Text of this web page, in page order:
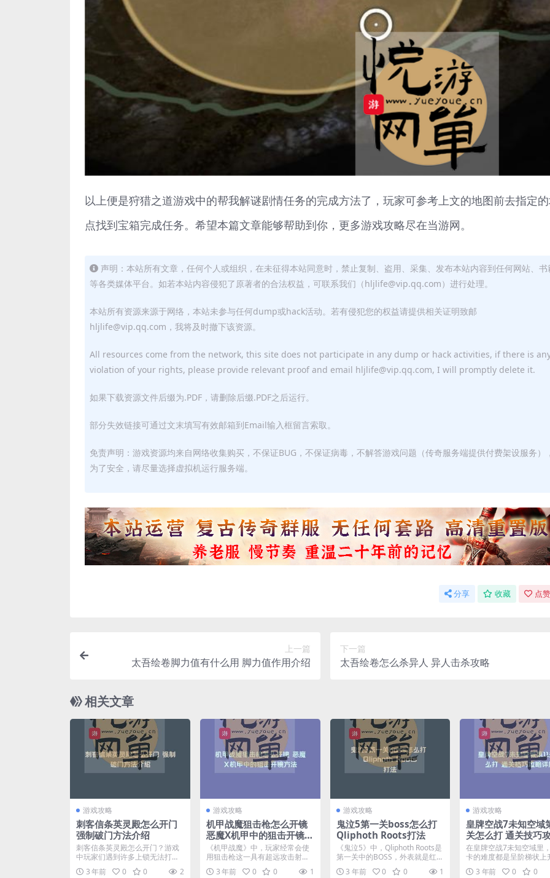
以上便是狩猎之道游戏中的帮我解谜剧情任务的完成方法了，玩家可参考上文的地图前去指定
点找到宝箱完成任务。希望本篇文章能够帮助到你，更多游戏攻略尽在当游网。
声明：本站所有文章，任何个人或组织，在未征得本站同意时，禁止复制、盗用、采集、发布本站内容到任何网站、书
等各类媒体平台。如若本站内容侵犯了原著者的合法权益，可联系我们（hljlife@vip.qq.com）进行处理。
本站所有资源来源于网络，本站未参与任何dump或hack活动。若有侵犯您的权益请提供相关证明致邮
hljlife@vip.qq.com，我将及时撤下该资源。
All resources come from the network, this site does not participate in any dump or hack activities, if there is
violation of your rights, please provide relevant proof and email hljlife@vip.qq.com, I will promptly delete it.
如果下载资源文件后缀为.PDF，请删除后缀.PDF之后运行。
部分失效链接可通过文末填写有效邮箱到Email输入框留言索取。
免责声明：游戏资源均来自网络收集购买，不保证BUG，不保证病毒，不解答游戏问题（传奇服务端提供付费架设服务）
为了安全，请尽量选择虚拟机运行服务端。
分享 收藏 点
上一篇
太吾绘卷脚力值有什么用 脚力值作用介绍
下一篇
太吾绘卷怎么杀异人 异人击杀攻略
相关文章
游戏攻略
刺客信条英灵殿怎么开门
强制破门方法介绍
刺客信条英灵殿怎么开门？游戏
中玩家们遇到许多上锁无法打开
的门，房间里面有一些珍贵...
3 年前 0 0 2
游戏攻略
机甲战魔狙击枪怎么开镜
恶魔X机甲中的狙击开镜方
法
《机甲战魔》中，玩家经常会使
用狙击枪这一具有超远攻击射程
的武器，很多玩家不是很清...
3 年前 0 0 1
游戏攻略
鬼泣5第一关boss怎么打
Qliphoth Roots打法
《鬼泣5》中，Qliphoth Roots是
第一关中的BOSS，外表就是红色
树根...
3 年前 0 0 1
游戏攻略
皇牌空战7未知空域
关怎么打 通关技巧
解
在皇牌空战7未知空域里
卡的难度都是呈阶梯状上
到了第十一关卡，很多玩
3 年前 0 0